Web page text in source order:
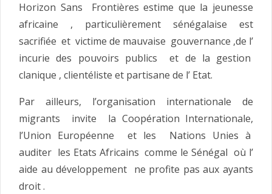
Horizon Sans Frontières estime que la jeunesse
africaine , particulièrement sénégalaise est
sacrifiée et victime de mauvaise gouvernance ,de l’
incurie des pouvoirs publics et de la gestion
clanique , clientéliste et partisane de l’ Etat.
Par ailleurs, l’organisation internationale de
migrants invite la Coopération Internationale,
l’Union Européenne et les Nations Unies à
auditer les Etats Africains comme le Sénégal où l’
aide au développement ne profite pas aux ayants
droit .